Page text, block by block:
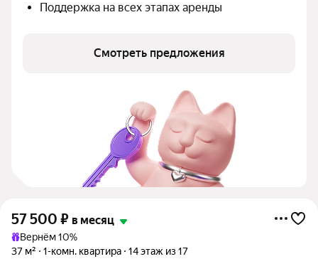
Поддержка на всех этапах аренды
Смотреть предложения
57 500 ₽ в месяц
Вернём 10%
37 м²
1-комн. квартира 14 этаж из 17